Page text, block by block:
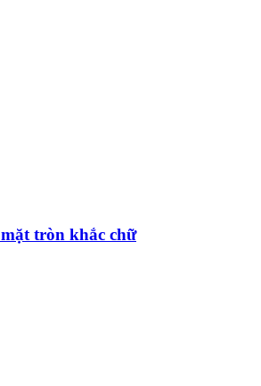
tròn khắc chữ